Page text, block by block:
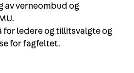
verneombud og
for ledere og tillitsvalgte og
for fagfeltet.